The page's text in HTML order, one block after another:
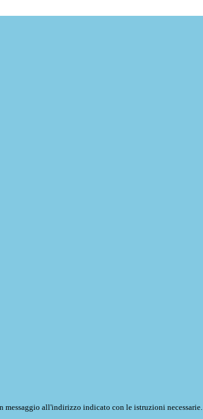
messaggio all'indirizzo indicato con le istruzioni necessarie.